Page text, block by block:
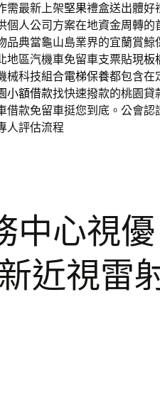
需最新上架堅果禮盒送出體好
個人公司方案在地資金周轉的
品典當龜山島業界的宜蘭賞鯨
地區汽機車免留車支票貼現板
械科技組合電梯保養都包含在
小額借款找快速撥款的桃園貸
借款免留車挺您到底。公會認
人評估流程
中心視優
近視雷